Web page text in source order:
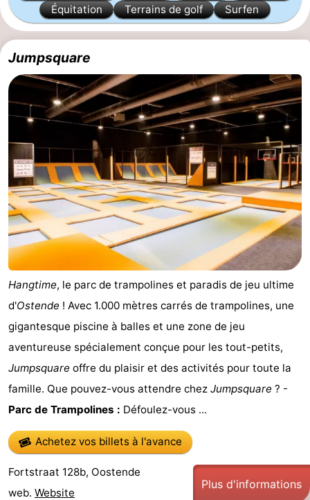
Holiday
Suites
Nieuwpoort
-
Holiday
Suites
Westende
Campings
Chambre
d'hôtes
Chaumières
Nieuwpoort
-
Oostduinkerke
aan
zee
-
Westende
Hôtels
Last
minutes
Plages
Voir
et
faire
Lieux
d'intérêt
-
Musées
Monuments
-
Points
Attractions
Équitation
Terrains de golf Surfen
Jumpsquare
Hangtime, le parc de trampolines et paradis de jeu ultime
d'Ostende ! Avec 1.000 mètres carrés de trampolines, une
gigantesque piscine à balles et une zone de jeu
aventureuse spécialement conçue pour les tout-petits,
Jumpsquare offre du plaisir et des activités pour toute la
famille. Que pouvez-vous attendre chez Jumpsquare ? -
Parc de Trampolines : Défoulez-vous ...
Achetez vos billets à l'avance
Fortstraat 128b, Oostende
web. Website
Plus d'informations